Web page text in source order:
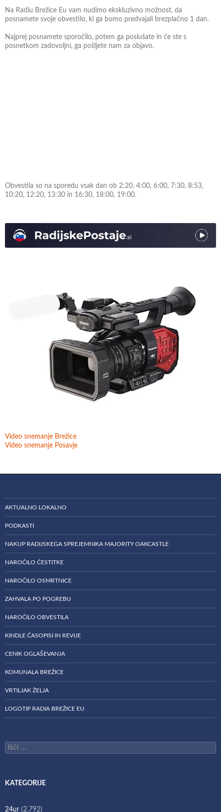
Na Radiu Brežice Eu vam nudimo ekskluzivno možnost, da
posnamete svoje obvestilo, ki ga bomo predvajali brezplačno 1 dan.
Najprej posnamete sporočilo, potem ga poslušate in če ste s
posnetkom zadovoljni, ga pošljete nam za objavo.
Obvestila so na sporedu vsak dan ob 2:20, 4:00, 6:00, 7:30, 8:53,
10:20, 12:20, 13:30 in 16:30, 18:00, 19:00.
Video snemanje Brežice
Video snemanje Posavje
AKTUALNO LOKALNO
PODKASTI
NAKUP RADIJSKEGA SPREJEMNIKA MAJORITY OAKCASTLE
NAROČILO ČESTITKE
NAROČILO OSMRTNICE
ZAHVALA PO POGREBU
NAROČILO OBVESTILA
KINDLE ČASOPISI IN REVIJE
CENIK OGLAŠEVANJA
KOMUNALA BREŽICE
VRTILJAK ŽELJA
LOGOTIP RADIA BREŽICE EU
Išči:
KATEGORIJE
24ur (2.792)